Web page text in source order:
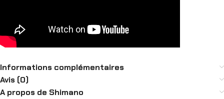
Informations complémentaires
Avis (0)
A propos de Shimano